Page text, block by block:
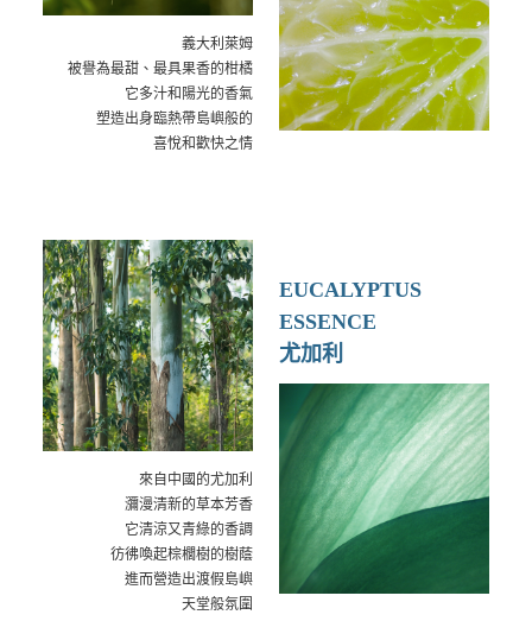
義大利萊姆
被譽為最甜、最具果香的柑橘
它多汁和陽光的香氣
塑造出身臨熱帶島嶼般的
喜悅和歡快之情
來自中國的尤加利
瀰漫清新的草本芳香
它清涼又青綠的香調
彷彿喚起棕櫚樹的樹蔭
進而營造出渡假島嶼
天堂般氛圍
EUCALYPTUS
ESSENCE
尤加利